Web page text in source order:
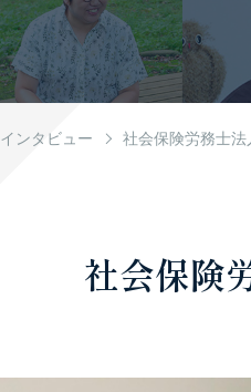
インタビュー 社会保険労務士
社会保険